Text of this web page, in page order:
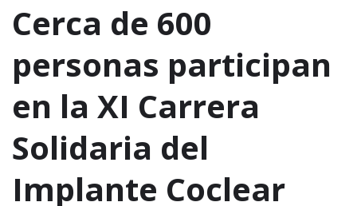
Cerca de 600
personas participan
en la XI Carrera
Solidaria del
Implante Coclear